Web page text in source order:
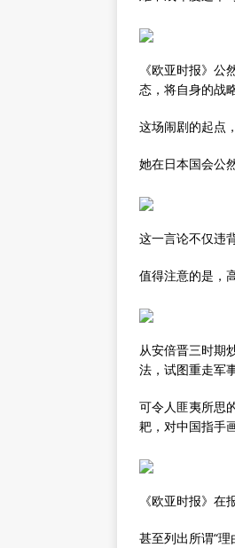
《欧亚时报》
态，将自身的战
这场闹剧的起点
她在日本国会公
这一言论不仅违
值得注意的是，
从安倍晋三时期
法，试图重走军
可令人匪夷所思
耙，对中国指手
《欧亚时报》在
甚至列出所谓“